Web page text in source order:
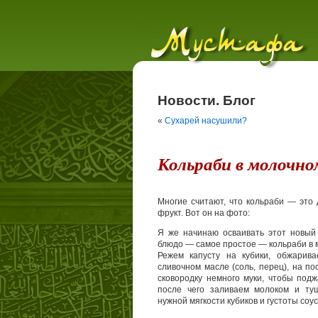
Новости. Блог
« Сухарей насушили?
Кольраби в
Многие считают, что кольраби —
фрукт. Вот он на фото:
Я же начинаю осваивать этот
блюдо — самое простое — кольраби в
Режем капусту на кубики,
сливочном масле (соль, перец), на
сковородку немного муки, чтобы
после чего заливаем молоком и
нужной мягкости кубиков и густоты